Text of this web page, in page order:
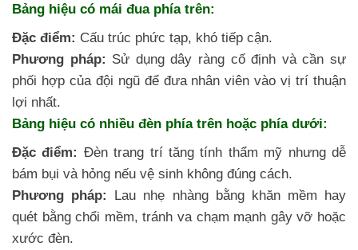
Bảng hiệu có mái đua phía trên:
Đặc điểm: Cấu trúc phức tạp, khó tiếp cận.
Phương pháp: Sử dụng dây ràng cố định và cần sự
phối hợp của đội ngũ để đưa nhân viên vào vị trí thuận
lợi nhất.
Bảng hiệu có nhiều đèn phía trên hoặc phía dưới:
Đặc điểm: Đèn trang trí tăng tính thẩm mỹ nhưng dễ
bám bụi và hỏng nếu vệ sinh không đúng cách.
Phương pháp: Lau nhẹ nhàng bằng khăn mềm hay
quét bằng chổi mềm, tránh va chạm mạnh gây vỡ hoặc
xước đèn.